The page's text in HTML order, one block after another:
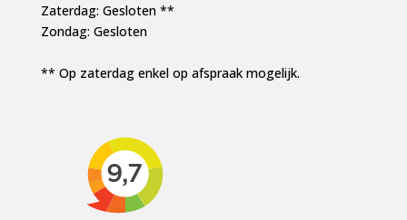
Zaterdag: Gesloten **
Zondag: Gesloten
** Op zaterdag enkel op afspraak mogelijk.